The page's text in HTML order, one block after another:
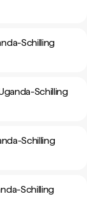
Schilling
Schilling
Schilling
Schilling